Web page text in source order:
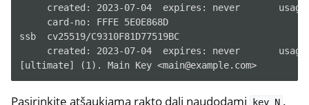
created: 2023-07-04  expires: never
     card-no: FFFE 5E0E868D
ssb  cv25519/C9310F81D77519BC
created: 2023-07-04  expires: never
Pasirinkite atšaukiamą rakto dalį naudodami key N .